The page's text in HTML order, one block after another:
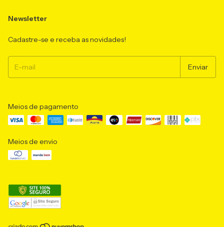
Newsletter
Cadastre-se e receba as novidades!
Meios de pagamento
Meios de envio